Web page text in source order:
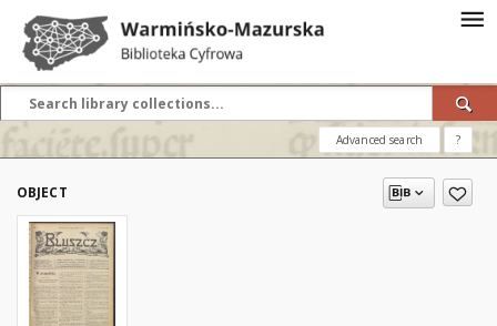
Advanced search ?
OBJECT